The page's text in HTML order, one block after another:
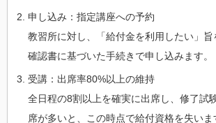
申し込み：指定講座への予約
教習所に対し、「給付金を利用したい」
確認書に基づいた手続きで申し込みます。
受講：出席率80%以上の維持
全日程の8割以上を確実に出席し、修了試
席が多いと、この時点で給付資格を失いま